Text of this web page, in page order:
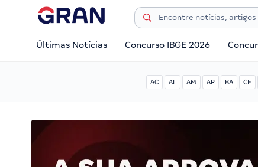
Últimas Notícias Concurso IBGE 2026
AC AL AM AP BA CE